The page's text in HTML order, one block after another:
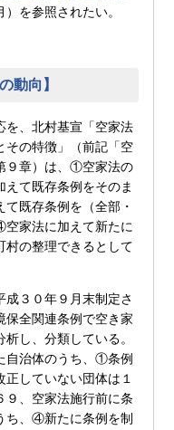
を参照されたい。
動向】
、北村基宣「空家法
その特徴」（前記「空
９章）は、①空家法の
て既存条例をそのま
既存条例を（全部・
家法に加えて新たに
村の整理できるとして
３０年９月末制定さ
保全関連条例で空き家
し、分類している。
自治体のうち、①条例
していない団体は１
、空家法施行前に条
ち、④新たに条例を制